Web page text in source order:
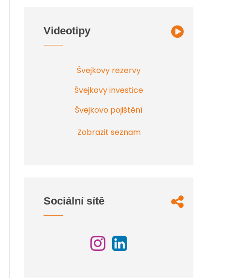
Videotipy
Švejkovy rezervy
Švejkovy investice
Švejkovo pojištění
Zobrazit seznam
Sociální sítě